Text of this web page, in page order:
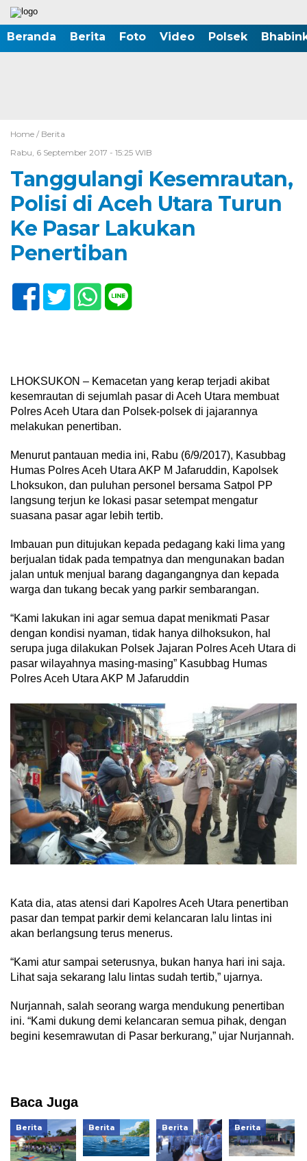
Beranda Berita Foto Video Polsek
Home / Berita
Rabu, 6 September 2017 - 15:25 WIB
Tanggulangi Kesemrautan,
Polisi di Aceh Utara Turun
Ke Pasar Lakukan
Penertiban
LHOKSUKON – Kemacetan yang kerap terjadi akibat
kesemrautan di sejumlah pasar di Aceh Utara membuat
Polres Aceh Utara dan Polsek-polsek di jajarannya
melakukan penertiban.
Menurut pantauan media ini, Rabu (6/9/2017), Kasubbag
Humas Polres Aceh Utara AKP M Jafaruddin, Kapolsek
Lhoksukon, dan puluhan personel bersama Satpol PP
langsung terjun ke lokasi pasar setempat mengatur
suasana pasar agar lebih tertib.
Imbauan pun ditujukan kepada pedagang kaki lima yang
berjualan tidak pada tempatnya dan mengunakan badan
jalan untuk menjual barang dagangangnya dan kepada
warga dan tukang becak yang parkir sembarangan.
“Kami lakukan ini agar semua dapat menikmati Pasar
dengan kondisi nyaman, tidak hanya dilhoksukon, hal
serupa juga dilakukan Polsek Jajaran Polres Aceh Utara di
pasar wilayahnya masing-masing” Kasubbag Humas
Polres Aceh Utara AKP M Jafaruddin
Kata dia, atas atensi dari Kapolres Aceh Utara penertiban
pasar dan tempat parkir demi kelancaran lalu lintas ini
akan berlangsung terus menerus.
“Kami atur sampai seterusnya, bukan hanya hari ini saja.
Lihat saja sekarang lalu lintas sudah tertib,” ujarnya.
Nurjannah, salah seorang warga mendukung penertiban
ini. “Kami dukung demi kelancaran semua pihak, dengan
begini kesemrawutan di Pasar berkurang,” ujar Nurjannah.
Baca Juga
Berita Berita Berita Berita